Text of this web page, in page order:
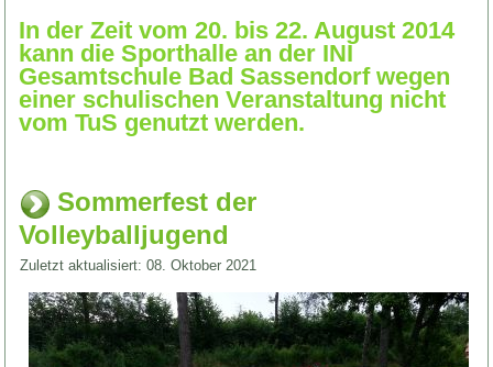
In der Zeit vom 20. bis 22. August 2014
kann die Sporthalle an der INI
Gesamtschule Bad Sassendorf wegen
einer schulischen Veranstaltung nicht
vom TuS genutzt werden.
Sommerfest der
Volleyballjugend
Zuletzt aktualisiert: 08. Oktober 2021